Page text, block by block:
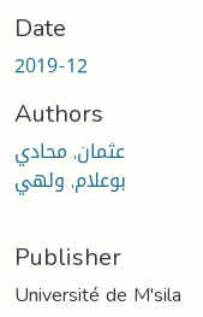
Date
2019-12
Authors
عثمان, محادي
بوعلام, ولهي
Publisher
Université de M'sila